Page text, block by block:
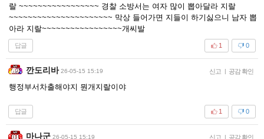
랄 ~~~~~~~~~~~~~~~~~ 경찰 소방서는 여자 많이 뽑아달라 지랄
~~~~~~~~~~~~~~~~~~~~~~ 막상 들어가면 지들이 하기싫으니 남자 뽑
아라 지랄~~~~~~~~~~~~~~~~~개씨발
답글 0
1
깐도리바 26-05-15 15:19 신고 | 공감 확인
행정부서차출해야지 뭔개지랄이야
답글 0
1
마나군 26-05-15 15:19 신고 | 공감 확인